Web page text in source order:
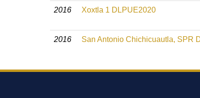
2016 Xoxtla 1 DLPUE2020
2016 San Antonio Chichicuautla, SPR